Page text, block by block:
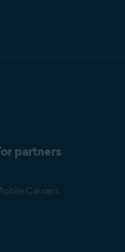
partners
Carriers